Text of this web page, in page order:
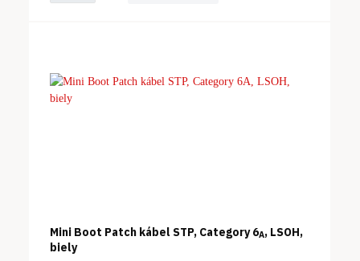
Mini Boot Patch kábel STP, Category 6A, LSOH,
biely